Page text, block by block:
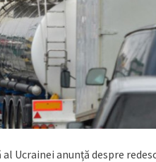
al Ucrainei anunță despre